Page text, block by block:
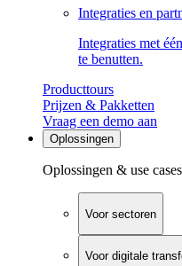
Integraties en
Integraties met
te benutten.
Producttours
Prijzen & Pakketten
Vraag een demo aan
Oplossingen
Oplossingen & use cases
Voor sectoren
Voor digitale